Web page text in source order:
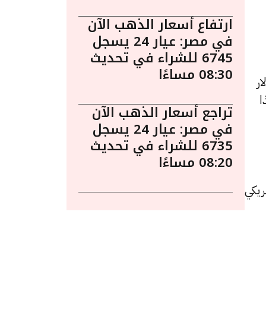
ارتفاع أسعار الذهب الآن
في مصر: عيار 24 يسجل
6745 للشراء في تحديث
08:30 مساءًا
تراجع أسعار الذهب الآن
في مصر: عيار 24 يسجل
6735 للشراء في تحديث
08:20 مساءًا